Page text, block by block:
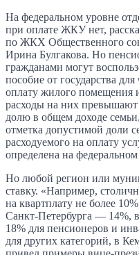
На федеральном уровне
при оплате ЖКУ нет,
по ЖКХ Общественного
Ирина Булгакова. Но
гражданами могут
пособие от государства
оплату жилого помещения
расходы на них
долю в общем доходе
отметка допустимой доли
расходуемого на оплату
определена на
Но любой регион или
ставку. «Например,
на квартплату не более
Санкт-Петербурга —
18% для пенсионеров и
для других категорий, в